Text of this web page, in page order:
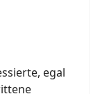
egal